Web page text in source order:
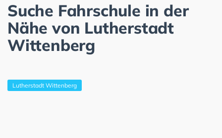
Suche Fahrschule in der
Nähe von Lutherstadt
Wittenberg
Lutherstadt Wittenberg